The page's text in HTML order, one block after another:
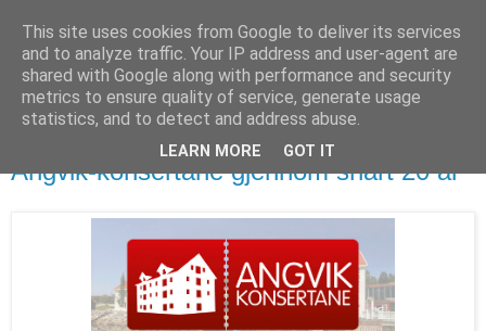
Angvik-konsertane gjennom snart 20 år
This site uses cookies from Google to deliver its services
and to analyze traffic. Your IP address and user-agent are
shared with Google along with performance and security
metrics to ensure quality of service, generate usage
statistics, and to detect and address abuse.
LEARN MORE GOT IT